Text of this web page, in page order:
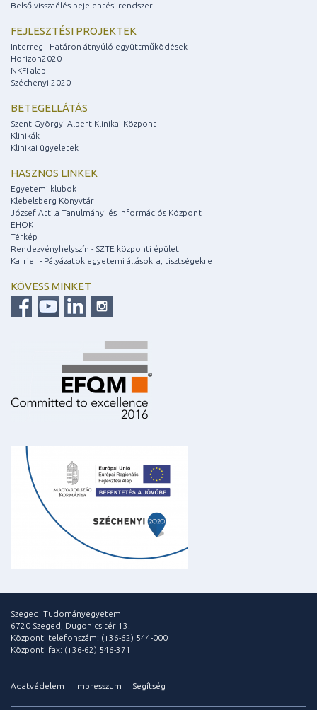
Belső visszaélés-bejelentési rendszer
FEJLESZTÉSI PROJEKTEK
Interreg - Határon átnyúló együttműködések
Horizon2020
NKFI alap
Széchenyi 2020
BETEGELLÁTÁS
Szent-Györgyi Albert Klinikai Központ
Klinikák
Klinikai ügyeletek
HASZNOS LINKEK
Egyetemi klubok
Klebelsberg Könyvtár
József Attila Tanulmányi és Információs Központ
EHÖK
Térkép
Rendezvényhelyszín - SZTE központi épület
Karrier - Pályázatok egyetemi állásokra, tisztségekre
KÖVESS MINKET
Szegedi Tudományegyetem
6720 Szeged, Dugonics tér 13.
Központi telefonszám: (+36-62) 544-000
Központi fax: (+36-62) 546-371
Adatvédelem Impresszum Segítség